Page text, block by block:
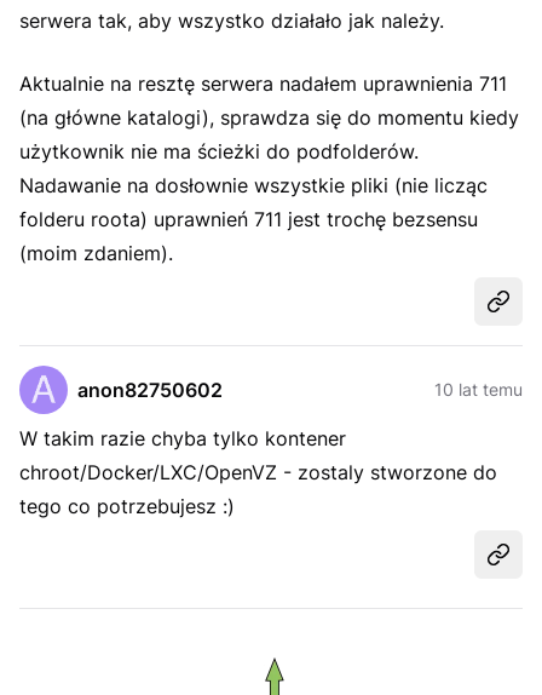
serwera tak, aby wszystko działało jak należy.
Aktualnie na resztę serwera nadałem uprawnienia 711
(na główne katalogi), sprawdza się do momentu kiedy
użytkownik nie ma ścieżki do podfolderów.
Nadawanie na dosłownie wszystkie pliki (nie licząc
folderu roota) uprawnień 711 jest trochę bezsensu
(moim zdaniem).
anon82750602 10 lat temu
W takim razie chyba tylko kontener
chroot/Docker/LXC/OpenVZ - zostaly stworzone do
tego co potrzebujesz :)